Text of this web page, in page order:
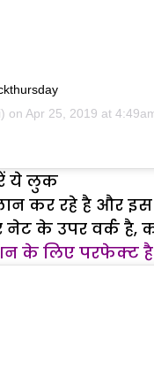
on Apr 25, 2019 at
ये लुक
कर रहे है और
नेट के उपर वर्क
के लिए परफेक्ट